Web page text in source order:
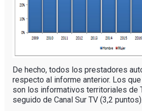
De hecho, todos los prestadores
respecto al informe anterior. Los
son los informativos territoriales de
seguido de Canal Sur TV (3,2 puntos).